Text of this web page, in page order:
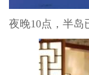
夜晚10点，半岛